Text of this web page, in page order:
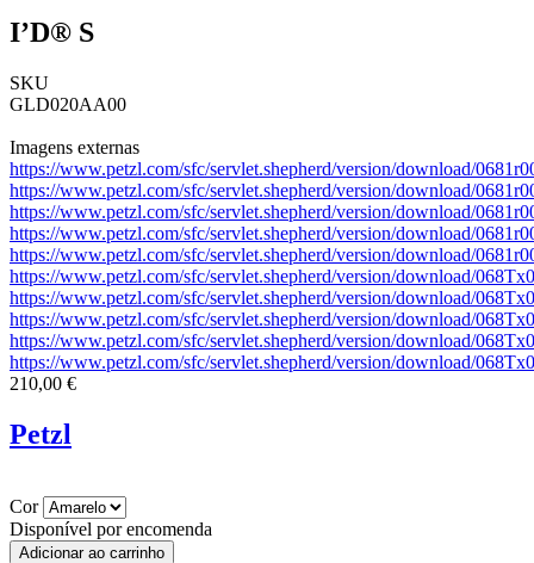
I’D® S
SKU
GLD020AA00
Imagens externas
https://www.petzl.com/sfc/servlet.shepherd/version/download/
https://www.petzl.com/sfc/servlet.shepherd/version/download/
https://www.petzl.com/sfc/servlet.shepherd/version/download/
https://www.petzl.com/sfc/servlet.shepherd/version/download/
https://www.petzl.com/sfc/servlet.shepherd/version/download/
https://www.petzl.com/sfc/servlet.shepherd/version/download/
https://www.petzl.com/sfc/servlet.shepherd/version/download/
https://www.petzl.com/sfc/servlet.shepherd/version/download/
https://www.petzl.com/sfc/servlet.shepherd/version/download/
https://www.petzl.com/sfc/servlet.shepherd/version/download/
210,00 €
Petzl
Cor
Disponível por encomenda